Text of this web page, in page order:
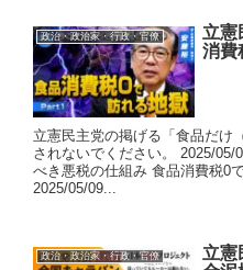
政治・政治家・行政・官僚
立憲
消費
立憲民主党の掲げる「食品だけ
されないでください。 2025/
べき悪税の仕組み 食品消費税0
2025/05/09...
政治・政治家・行政・官僚
立憲